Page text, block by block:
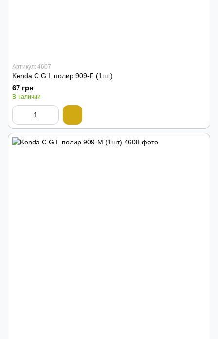
Артикул: 4607
Kenda C.G.I. полир 909-F (1шт)
67 грн
В наличии